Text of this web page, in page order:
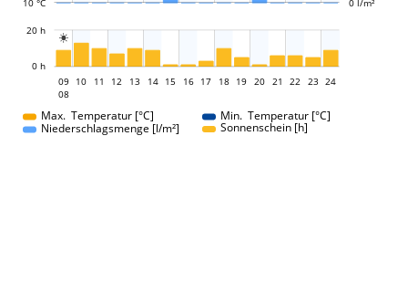
10 °C 0 l/m²

0 h
20 h
09
09
08
10 11 12 13 14 15 16 17 18 19 20 21 22 23 24
Max. Temperatur [°C]
Min. Temperatur [°C]
Niederschlagsmenge [l/m²]
Sonnenschein [h]